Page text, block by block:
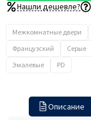
Нашли дешевле?
Межкомнатные двери
Французский
Серые
Эмалевые
PD
Описание